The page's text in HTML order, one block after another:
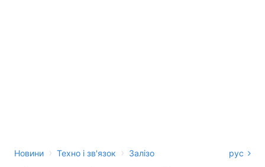
Новини › Техно і зв'язок › Залізо рус